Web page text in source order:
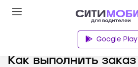
Google Play
Как выполнить заказ